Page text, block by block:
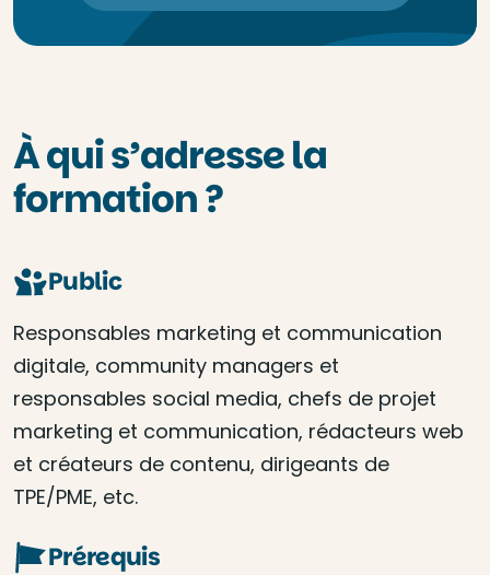
À qui s’adresse la
formation ?
Public
Responsables marketing et communication
digitale, community managers et
responsables social media, chefs de projet
marketing et communication, rédacteurs web
et créateurs de contenu, dirigeants de
TPE/PME, etc.
Prérequis